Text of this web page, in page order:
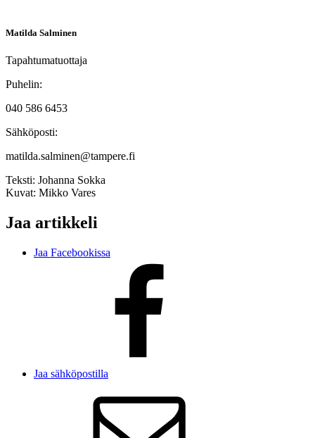
Matilda Salminen
Tapahtumatuottaja
Puhelin:
040 586 6453
Sähköposti:
matilda.salminen@tampere.fi
Teksti: Johanna Sokka
Kuvat: Mikko Vares
Jaa artikkeli
Jaa Facebookissa
Jaa sähköpostilla